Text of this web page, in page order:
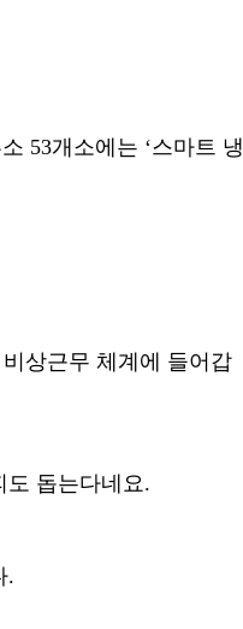
53개소에는 ‘스마트 냉
상근무 체계에 들어갑
도 돕는다네요.
.